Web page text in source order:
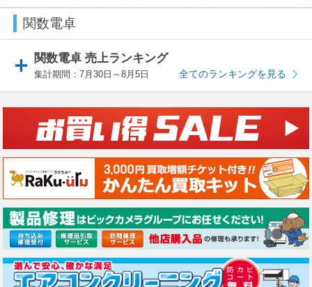
関数電卓
関数電卓 売上ランキング
集計期間：7月30日～8月5日 全てのランキングを見る